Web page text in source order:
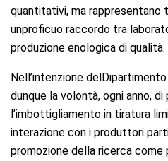
quantitativi, ma rappresentano
unproficuo raccordo tra
produzione enologica di qualità.
Nell’intenzione
dunque la volontà, ogni anno, di
l’imbottigliamento in tiratura
interazione con i produttori
promozione della ricerca come